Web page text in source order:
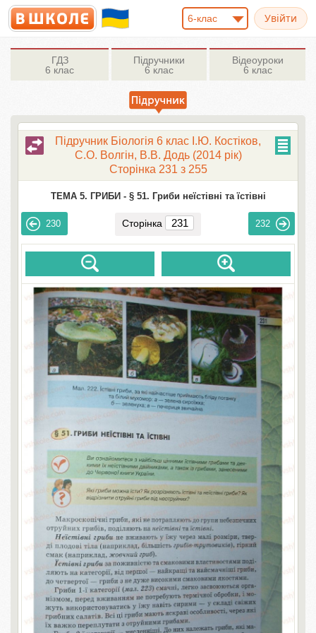
6-клас
ГДЗ
6 клас
Підручники
6 клас
Відеоуроки
6 клас
Підручник Біологія 6 клас І.Ю. Костіков,
С.О. Волгін, В.В. Додь (2014 рік)
Сторінка 231 з 255
ТЕМА 5. ГРИБИ - § 51. Гриби неїстівні та їстівні
230 Сторінка 232